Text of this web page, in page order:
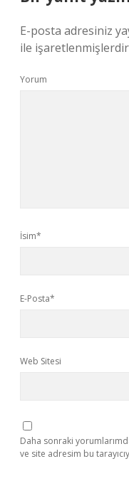
E-posta adresiniz
ile işaretlenmişlerdir
Yorum
İsim*
E-Posta*
Web Sitesi
Daha sonraki
ve site adresim bu